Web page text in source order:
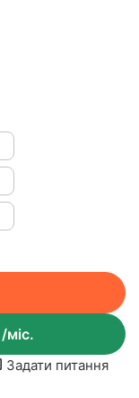
/міс.
Задати питання